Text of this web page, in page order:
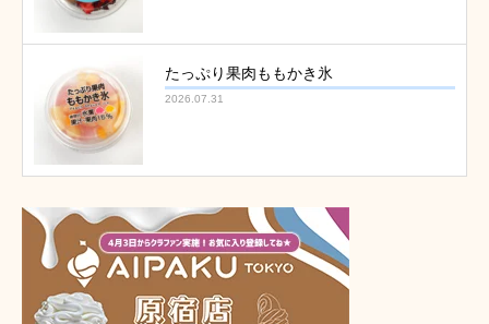
たっぷり果肉ももかき氷
2026.07.31